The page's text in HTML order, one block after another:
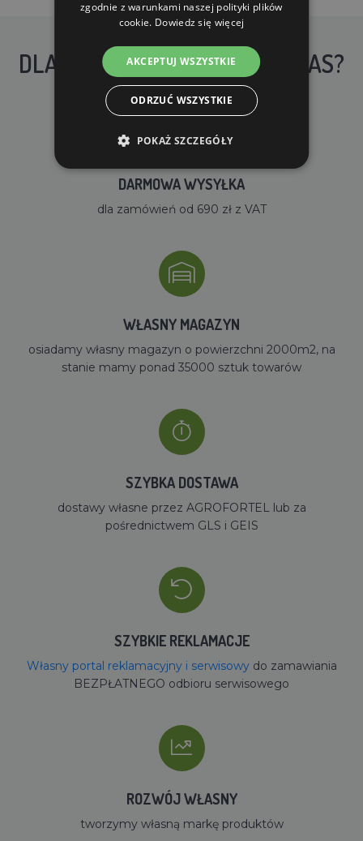
DLACZEGO WARTO KUPIĆ U NAS?
DARMOWA WYSYŁKA
dla zamówień od 690 zł z VAT
WŁASNY MAGAZYN
osiadamy własny magazyn o powierzchni 2000m2, na
stanie mamy ponad 35000 sztuk towarów
SZYBKA DOSTAWA
dostawy własne przez AGROFORTEL lub za
pośrednictwem GLS i GEIS
SZYBKIE REKLAMACJE
Własny portal reklamacyjny i serwisowydo zamawiania
BEZPŁATNEGO odbioru serwisowego
ROZWÓJ WŁASNY
tworzymy własną markę produktów
zgodnie z warunkami naszej polityki plików
cookie. Dowiedz się więcej
AKCEPTUJ WSZYSTKIE
ODRZUĆ WSZYSTKIE
POKAŻ SZCZEGÓŁY